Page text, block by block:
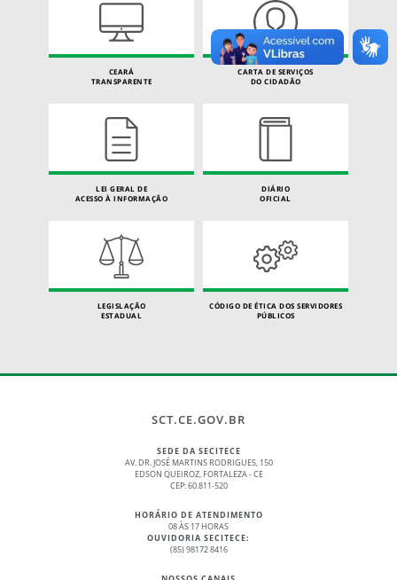
CEARÁ
TRANSPARENTE
CARTA DE SERVIÇOS
DO CIDADÃO
LEI GERAL DE
ACESSO À INFORMAÇÃO
DIÁRIO
OFICIAL
LEGISLAÇÃO
ESTADUAL
CÓDIGO DE ÉTICA DOS SERVIDORES
PÚBLICOS
SCT.CE.GOV.BR
SEDE DA SECITECE
AV. DR. JOSÉ MARTINS RODRIGUES, 150
EDSON QUEIROZ, FORTALEZA - CE
CEP: 60.811-520
HORÁRIO DE ATENDIMENTO
08 ÀS 17 HORAS
OUVIDORIA SECITECE:
(85) 98172 8416